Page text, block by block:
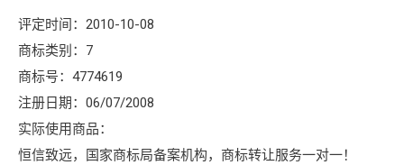
评定时间：2010-10-08
商标类别：7
商标号：4774619
注册日期：06/07/2008
实际使用商品：
恒信致远，国家商标局备案机构，商标转让服务一对一！